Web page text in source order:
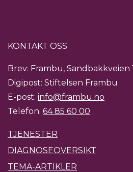
KONTAKT OSS
Brev: Frambu, Sandbakkveien
Digipost: Stiftelsen Frambu
E-post: info@frambu.no
Telefon: 64 85 60 00
TJENESTER
DIAGNOSEOVERSIKT
TEMA-ARTIKLER